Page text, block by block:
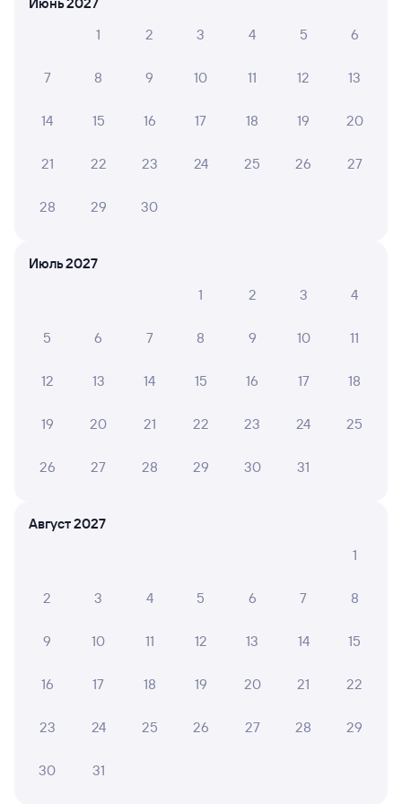
Инструкция по приобретению билетов
Способы оплаты
Правила работы сервиса
А ещё здесь можно найти
Ладож. в Ираёль
Вокзал Санкт-Петербург Ладож.
1
2 3 4 5 6
7 8 9 10 11 12 13
14 15 16 17 18 19 20
21 22 23 24 25 26 27
28 29 30
Июль 2027
1
2 3 4
5 6 7 8 9 10 11
12 13 14 15 16 17 18
19 20 21 22 23 24 25
26 27 28 29 30 31
Август 2027
1
2 3 4 5 6 7 8
9 10 11 12 13 14 15
16 17 18 19 20 21 22
23 24 25 26 27 28 29
30 31